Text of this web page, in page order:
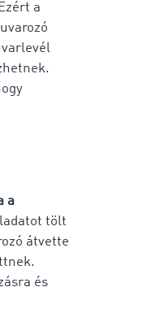
a
a
tölt
átvette
és